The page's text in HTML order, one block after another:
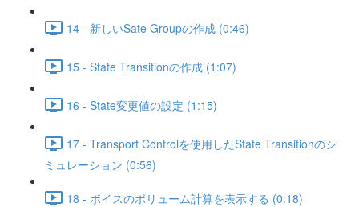
14 - 新しいSate Groupの作成 (0:46)
15 - State Transitionの作成 (1:07)
16 - State変更値の設定 (1:15)
17 - Transport Controlを使用したState Transitionのシ
ミュレーション (0:56)
18 - ボイスのボリューム計算を表示する (0:18)